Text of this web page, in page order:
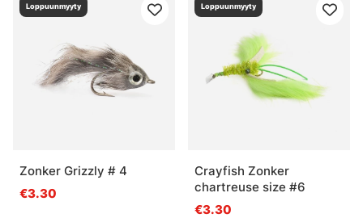
Loppuunmyyty
Zonker Grizzly # 4
€3.30
Loppuunmyyty
Crayfish Zonker
chartreuse size #6
€3.30